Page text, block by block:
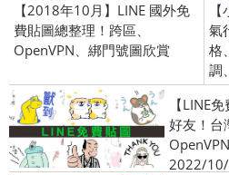
【2018年10月】LINE 國外免
費貼圖總整理！跨區、
OpenVPN、綁門號圖欣賞
氣
格
調
【LINE
好友！台
2022/